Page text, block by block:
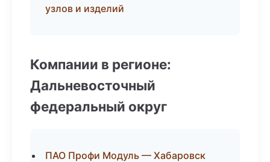
узлов и изделий
Компании в регионе:
Дальневосточный
федеральный округ
ПАО Профи Модуль — Хабаровск